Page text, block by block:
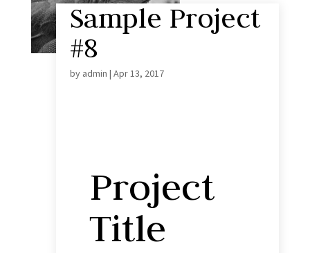
Sample Project
#8
by admin | Apr 13, 2017
Project
Title